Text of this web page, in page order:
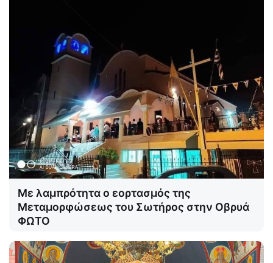
Με λαμπρότητα ο εορτασμός της
Μεταμορφώσεως του Σωτήρος στην Οβρυά
ΦΩΤΟ